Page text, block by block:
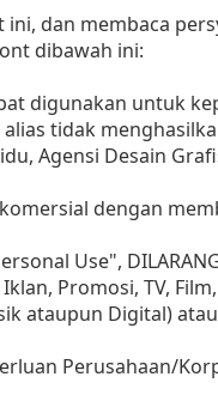
dan membaca
dibawah ini:
digunakan untuk
tidak
Agensi Desain
dengan
Use",
Promosi, TV,
ataupun Digital)
Perusahaan/